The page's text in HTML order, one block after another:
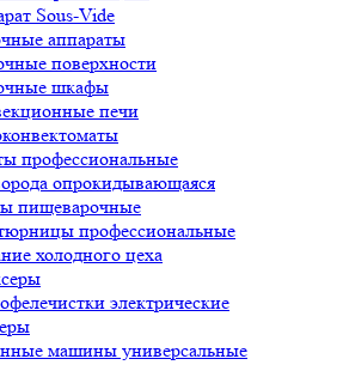
Sous-Vide
аппараты
поверхности
шкафы
печи
профессиональные
опрокидывающаяся
пищеварочные
профессиональные
холодного цеха
электрические
машины универсальные